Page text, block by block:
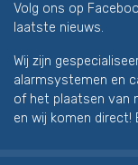
Volg ons op
laatste nieuws.
Wij zijn
alarmsystemen en
of het plaatsen van
en wij komen direct!